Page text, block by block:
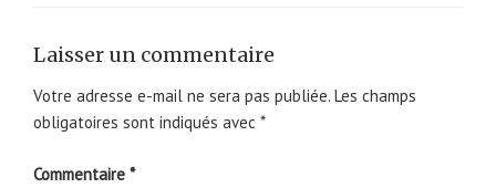
Laisser un commentaire
Votre adresse e-mail ne sera pas publiée. Les champs
obligatoires sont indiqués avec *
Commentaire *